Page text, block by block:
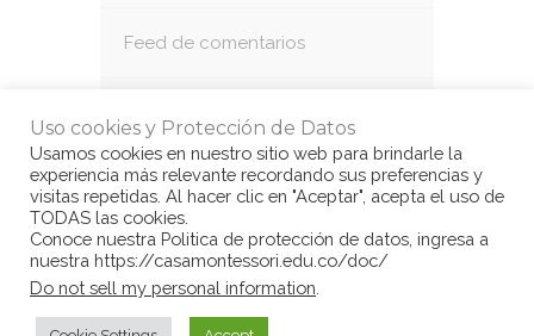
Feed de comentarios
© Copyright Casa Montessori 2017
Uso cookies y Protección de Datos
Usamos cookies en nuestro sitio web para brindarle la
experiencia más relevante recordando sus preferencias y
visitas repetidas. Al hacer clic en "Aceptar", acepta el uso de
TODAS las cookies.
Conoce nuestra Politica de protección de datos, ingresa a
nuestra https://casamontessori.edu.co/doc/
Do not sell my personal information